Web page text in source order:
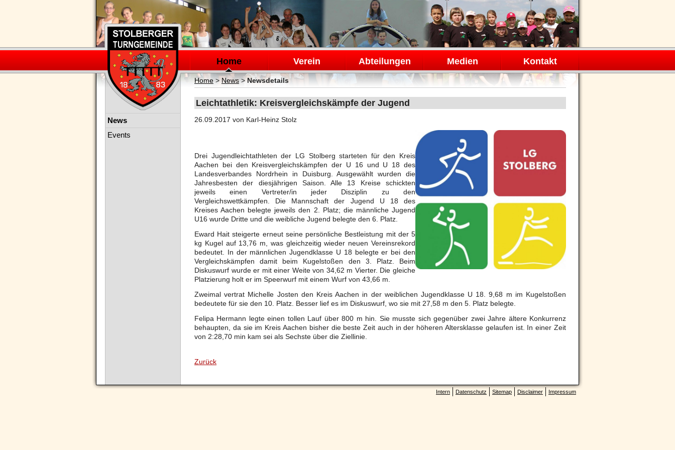
Navigation
überspringen
Home Verein Abteilungen Medien Kontakt
Home> News>Newsdetails
Leichtathletik: Kreisvergleichskämpfe der Jugend
26.09.2017 von Karl-Heinz Stolz
Drei Jugendleichtathleten der LG Stolberg starteten für den Kreis
Aachen bei den Kreisvergleichskämpfen der U 16 und U 18 des
Landesverbandes Nordrhein in Duisburg. Ausgewählt wurden die
Jahresbesten der diesjährigen Saison. Alle 13 Kreise schickten
jeweils einen Vertreter/in jeder Disziplin zu den
Vergleichswettkämpfen. Die Mannschaft der Jugend U 18 des
Kreises Aachen belegte jeweils den 2. Platz; die männliche Jugend
U16 wurde Dritte und die weibliche Jugend belegte den 6. Platz.
Eward Hait steigerte erneut seine persönliche Bestleistung mit der 5
kg Kugel auf 13,76 m, was gleichzeitig wieder neuen Vereinsrekord
bedeutet. In der männlichen Jugendklasse U 18 belegte er bei den
Vergleichskämpfen damit beim Kugelstoßen den 3. Platz. Beim
Diskuswurf wurde er mit einer Weite von 34,62 m Vierter. Die gleiche
Platzierung holt er im Speerwurf mit einem Wurf von 43,66 m.
Zweimal vertrat Michelle Josten den Kreis Aachen in der weiblichen Jugendklasse U 18. 9,68 m im Kugelstoßen
bedeutete für sie den 10. Platz. Besser lief es im Diskuswurf, wo sie mit 27,58 m den 5. Platz belegte.
Felipa Hermann legte einen tollen Lauf über 800 m hin. Sie musste sich gegenüber zwei Jahre ältere Konkurrenz
behaupten, da sie im Kreis Aachen bisher die beste Zeit auch in der höheren Altersklasse gelaufen ist. In einer Zeit
von 2:28,70 min kam sei als Sechste über die Ziellinie.
Zurück
Navigation
News
Events
Navigation
Impressum
Disclaimer
Sitemap
Datenschutz
Intern